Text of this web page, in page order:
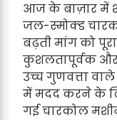
आज के बाज़ार में
जल-स्मोक्ड
बढ़ती मांग को
कुशलतापूर्वक
उच्च गुणवत्ता
में मदद करने के
गई चारकोल